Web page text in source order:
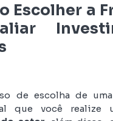
Escolher a
de escolha de
que você realize